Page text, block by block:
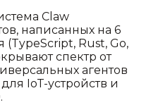
Claw
написанных на 6
Rust, Go,
спектр от
агентов
IoT-устройств и